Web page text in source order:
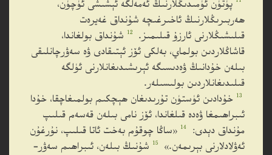
پۈتۈن ئۈمىدىڭلارنىڭ ئەمەلگە ئېشىشى ئۈچۈن،
ھەربىرىڭلارنىڭ ئاخىرغىچە شۇنداق غەيرەت
قىلىشىڭلارنى ئارزۇ قىلىمىز.
12 شۇنداق بولغاندا،
قاشاڭلاردىن بولماي، بەلكى ئۆز ئېتىقادى ۋە سەۋرچانلىقى
بىلەن خۇدانىڭ ۋەدىسىگە ئېرىشىدىغانلارنى ئۈلگە
قىلىدىغانلاردىن بولىسىلەر.
13 خۇدادىن ئۈستۈن تۇرىدىغان ھېچكىم بولمىغاچقا، خۇدا
ئىبراھىمغا ۋەدە قىلغاندا، ئۆز نامى بىلەن قەسەم قىلىپ
مۇنداق دېدى:
14 «ساڭا چوقۇم بەخت ئاتا قىلىپ، نۇرغۇن
ئەۋلادلارنى بېرىمەن.»
15 شۇنىڭ بىلەن، ئىبراھىم سەۋر-